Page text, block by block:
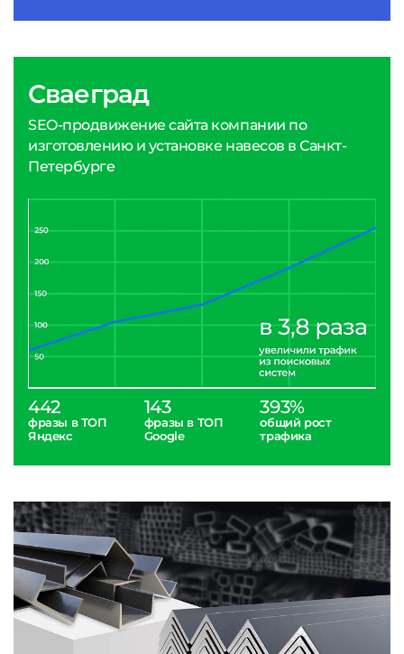
Сваеград
SEO-продвижение сайта компании по
изготовлению и установке навесов в Санкт-
Петербурге
442
фразы в ТОП
Яндекс
143
фразы в ТОП
Google
393%
общий рост
трафика